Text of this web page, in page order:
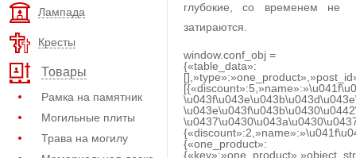
Лампада
Кресты
Товары
Рамка на памятник
Могильные плиты
Трава на могилу
глубокие, со временем не
затираются.
window.conf_obj =
{«table_data»:
{«one_product»: